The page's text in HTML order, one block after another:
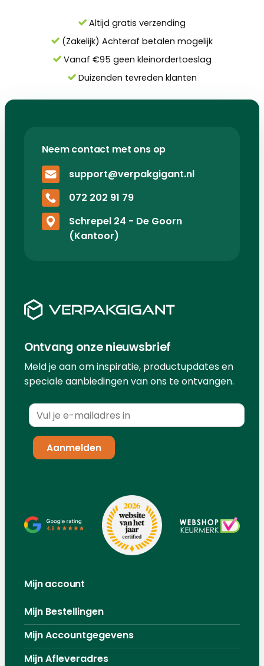
Altijd gratis verzending
(Zakelijk) Achteraf betalen mogelijk
Vanaf €95 geen kleinordertoeslag
Duizenden tevreden klanten
Neem contact met ons op
support@verpakgigant.nl
072 202 91 79
Schrepel 24 - De Goorn
(Kantoor)
Ontvang onze nieuwsbrief
Meld je aan om inspiratie, productupdates en
speciale aanbiedingen van ons te ontvangen.
Mijn account
Mijn Bestellingen
Mijn Accountgegevens
Mijn Afleveradres